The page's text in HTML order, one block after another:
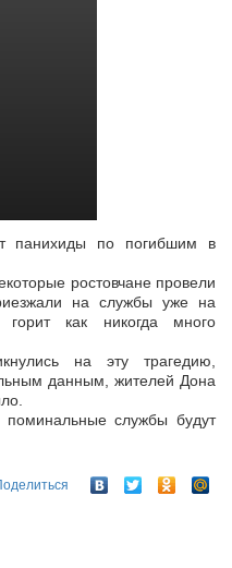
панихиды по погибшим в
ростовчане провели
на службы уже на
как никогда много
на эту трагедию,
данным, жителей Дона
службы будут